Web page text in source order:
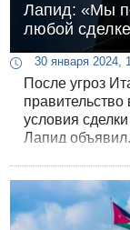
Лапид: «Мы
любой
30 января 2024,
После угроз
условия
Лапид
говорилось:
любой сделке,